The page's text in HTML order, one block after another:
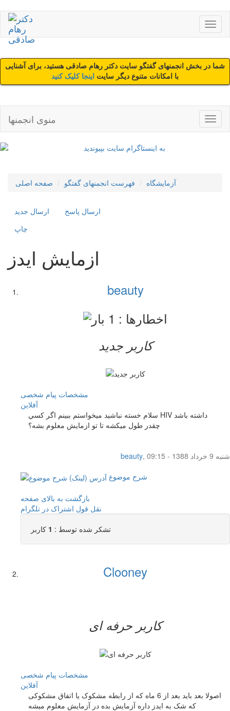
شما در بخش انجمنهای گفتگو سایت دکتر رهام صادقی هستید، برای آشنایی
با امکانات متنوع دیگر سایت اینجا کلیک کنید
منوی انجمنها
صفحه اصلی فهرست انجمنهای گفتگو آزمایشگاه
ارسال جديد
ارسال پاسخ
چاپ
ازمايش ايدز
beauty
کاربر جدید
مشخصات پیام شخصی
آفلاين
سلام خسته نباشيد ميخواستم ببينم اگر كسي HIV داشته باشد
چقدر طول ميكشه تا تو ازمايش معلوم بشه؟
beauty,
شنبه 9 خرداد 1388 - 09:15
شرح موضوع
بازگشت به بالای صفحه
نقل قول اشتراک در تلگرام
تشکر شده توسط : 1 کاربر
Clooney
کاربر حرفه ای
مشخصات پیام شخصی
آفلاين
اصولا بعد باید بعد از 6 ماه که از رابطه مشکوک یا اتفاق مشکوکی
که شک به ایدز داره آزمایش بده در آزمایش معلوم میشه